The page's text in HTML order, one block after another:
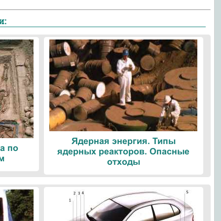
по
Ядерная энергия. Типы
ядерных реакторов. Опасные
отходы